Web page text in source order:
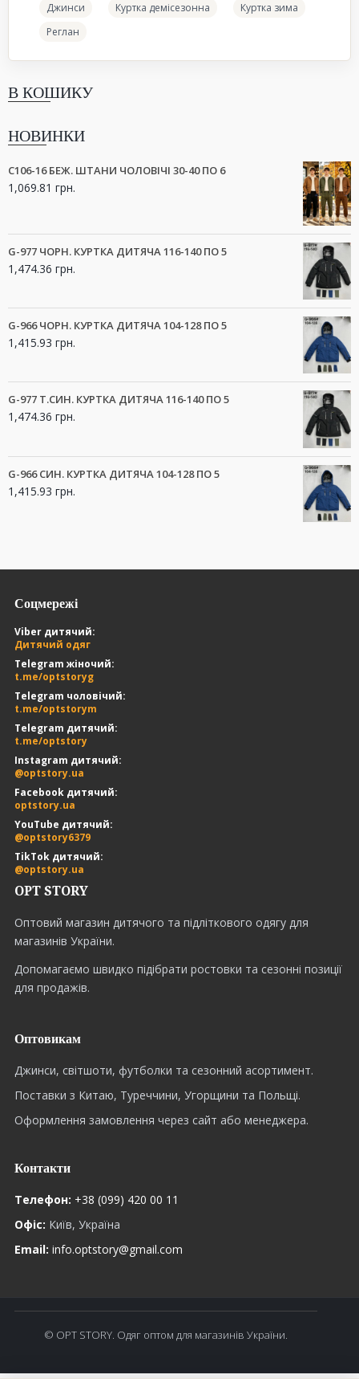
Джинси Куртка демісезонна
Куртка зима
Реглан
В КОШИКУ
НОВИНКИ
C106-16 БЕЖ. ШТАНИ ЧОЛОВІЧІ 30-40 ПО 6
1,069.81 грн.
G-977 ЧОРН. КУРТКА ДИТЯЧА 116-140 ПО 5
1,474.36 грн.
G-966 ЧОРН. КУРТКА ДИТЯЧА 104-128 ПО 5
1,415.93 грн.
G-977 Т.СИН. КУРТКА ДИТЯЧА 116-140 ПО 5
1,474.36 грн.
G-966 СИН. КУРТКА ДИТЯЧА 104-128 ПО 5
1,415.93 грн.
OPT STORY
Оптовий магазин дитячого та підліткового одягу для
магазинів України.
Допомагаємо швидко підібрати ростовки та сезонні позиції
для продажів.
Оптовикам
Джинси, світшоти, футболки та сезонний асортимент.
Поставки з Китаю, Туреччини, Угорщини та Польщі.
Оформлення замовлення через сайт або менеджера.
Контакти
Телефон: +38 (099) 420 00 11
Офіс: Київ, Україна
Email: info.optstory@gmail.com
Соцмережі
Viber дитячий:
Дитячий одяг
Telegram жіночий:
t.me/optstoryg
Telegram чоловічий:
t.me/optstorym
Telegram дитячий:
t.me/optstory
Instagram дитячий:
@optstory.ua
Facebook дитячий:
optstory.ua
YouTube дитячий:
@optstory6379
TikTok дитячий:
@optstory.ua